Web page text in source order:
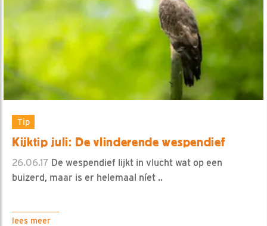
Tip
Kijktip juli: De vlinderende wespendief
26.06.17 De wespendief lijkt in vlucht wat op een
buizerd, maar is er helemaal níet ..
lees meer